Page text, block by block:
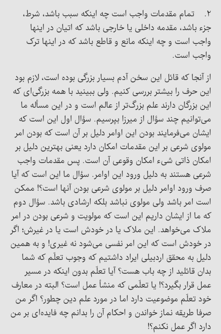
۲. تمام مقدمات واجب است چه اینکه سبب باشد، شرط،
جزء باشد، مقدمه داخلی یا خارجی باشد که اتیان در اینها
واجب است و چه اینکه مانع و قاطع باشد که در اینها ترک
واجب است.
از آنجا که قائل این سخن آدم بسیار بزرگی بوده است، لازم بود
این حرف را بیشتر بررسی کنیم. ولی ببینید با همه بزرگی‌ای که
این بزرگان دارند علم بزرگ‌تر از عالم است و در این مسأله ما
می‌توانیم چند سؤال از میرزا بپرسیم. سؤال اول این است که
ایشان می‌فرمایند بودن این اوامر دلیل بر آن است که بودن امر
مولوی شرعی بر این مقدمات امکان دارد یعنی بهترین دلیل بر
امکان ذاتی شیء امکان وقوعی آن است. پس مقدمات واجب
شرعی هستند به دلیل ورود این اوامر. سؤال ما این است که آیا
صرف ورود اوامر دلیل بر مولوی شرعی بودن آنها است؟! ممکن
است امر باشد ولی مولوی نباشد بلکه ارشادی باشد. سؤال دوم
که ما از ایشان داریم این است که مولویت و شرعی بودن در امر
ملاک می‌خواهد. این ملاک یا در خودش است یا در غیرش؛ اگر
در خودش است که این امر نفسی می‌شود نه غیری! و به همین
دلیل به محقق اردبیلی ایراد داشتیم که وجوب تعلّم که شما
بدان قائلید از چه باب هست؟ آیا تعلّم بدون اینکه در مسیر
عمل قرار بگیرد؟! یا تعلّمی که منشأ عمل است؟ البته در معارف
خود تعلّم موضوعیت دارد اما در مورد علم دین چطور؟ اگر من
صرفا طریقه نماز خواندن و احکام آن را بدانم چه فایده‌ای بر من
دارد اگر عمل نکنم؟!